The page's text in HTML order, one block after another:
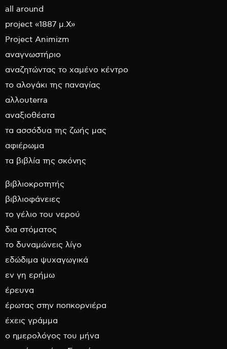
all around
project «1887 μ.Χ»
Project Animizm
αναγνωστήριο
αναζητώντας το χαμένο κέντρο
το αλογάκι της παναγίας
αλλουterra
αναξιοθέατα
τα ασσόδυα της ζωής μας
αφιέρωμα
τα βιβλία της σκόνης
βιβλιοκροτητής
βιβλιοφάνειες
το γέλιο του νερού
δια στόματος
το δυναμώνεις λίγο
εδώδιμα ψυχαγωγικά
εν γη ερήμω
έρευνα
έρωτας στην ποπκορνιέρα
έχεις γράμμα
ο ημερολόγος του μήνα